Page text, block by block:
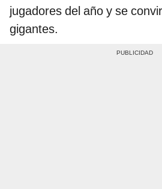
jugadores del año y se
gigantes.